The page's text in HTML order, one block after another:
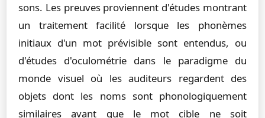
sons. Les preuves proviennent d'études montrant
un traitement facilité lorsque les phonèmes
initiaux d'un mot prévisible sont entendus, ou
d'études d'oculométrie dans le paradigme du
monde visuel où les auditeurs regardent des
objets dont les noms sont phonologiquement
similaires avant que le mot cible ne soit